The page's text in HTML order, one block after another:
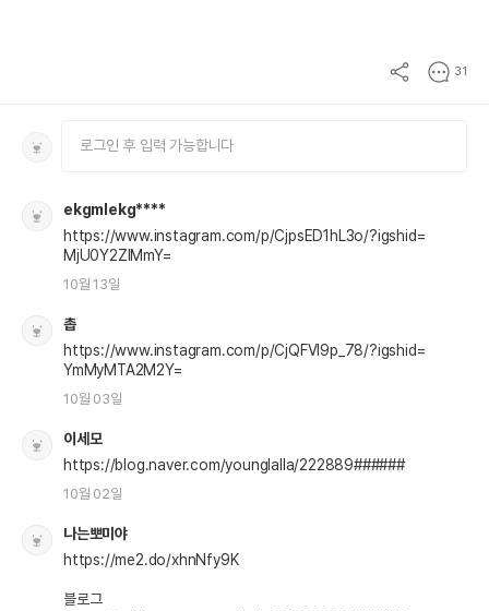
31
ekgmlekg****
https://www.instagram.com/p/CjpsED1hL3o/?igshid=
MjU0Y2ZlMmY=
10월 13일
촙
https://www.instagram.com/p/CjQFVI9p_78/?igshid=
YmMyMTA2M2Y=
10월 03일
이세모
https://blog.naver.com/younglalla/222889######
10월 02일
나는뽀미야
https://me2.do/xhnNfy9K
블로그